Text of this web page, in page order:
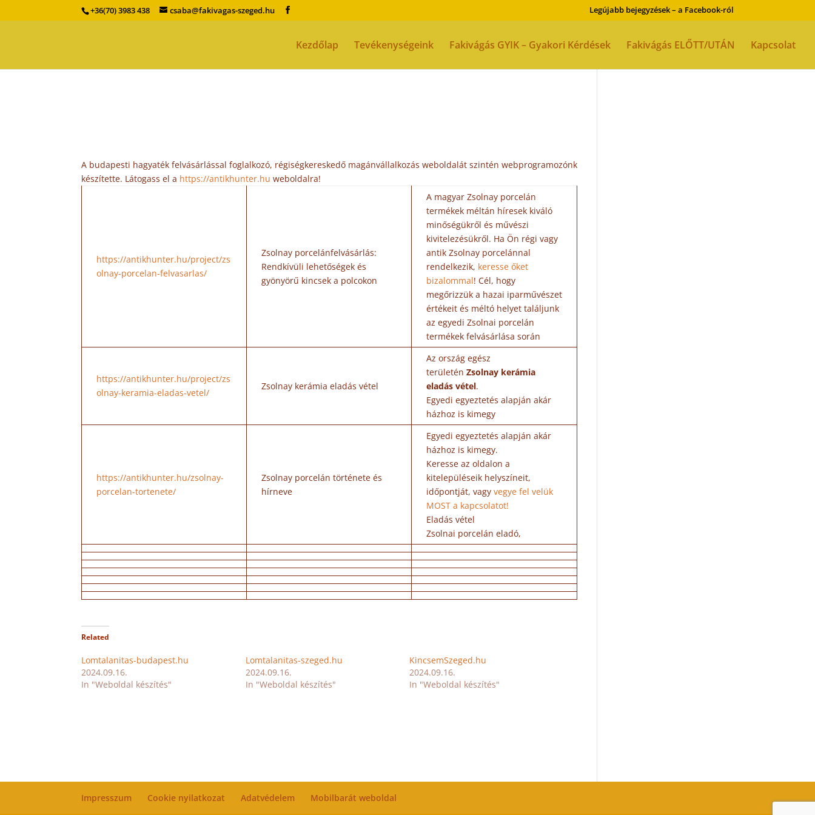
+36(70) 3983 438 csaba@fakivagas-szeged.hu Legújabb bejegyzések – a Facebook-ról
Kezdőlap Tevékenységeink Fakivágás GYIK – Gyakori Kérdések Fakivágás ELŐTT/UTÁN Kapcsolat
A budapesti hagyaték felvásárlással foglalkozó, régiségkereskedő magánvállalkozás weboldalát szintén webprogramozónk
készítette. Látogass el a https://antikhunter.hu weboldalra!
https://antikhunter.hu/project/zs
olnay-porcelan-felvasarlas/
Zsolnay porcelánfelvásárlás:
Rendkívüli lehetőségek és
gyönyörű kincsek a polcokon
A magyar Zsolnay porcelán
termékek méltán híresek kiváló
minőségükről és művészi
kivitelezésükről. Ha Ön régi vagy
antik Zsolnay porcelánnal
rendelkezik, keresse őket
bizalommal! Cél, hogy
megőrizzük a hazai iparművészet
értékeit és méltó helyet találjunk
az egyedi Zsolnai porcelán
termékek felvásárlása során
https://antikhunter.hu/project/zs
olnay-keramia-eladas-vetel/
Zsolnay kerámia eladás vétel
Az ország egész
területénZsolnay kerámia
eladás vétel.
Egyedi egyeztetés alapján akár
házhoz is kimegy
https://antikhunter.hu/zsolnay-
porcelan-tortenete/
Zsolnay porcelán története és
hírneve
Egyedi egyeztetés alapján akár
házhoz is kimegy.
Keresse az oldalon a
kitelepüléseik helyszíneit,
időpontját, vagyvegye fel velük
MOST a kapcsolatot!
Eladás vétel
Zsolnai porcelán eladó,
Related
Lomtalanitas-budapest.hu
2024.09.16.
In "Weboldal készítés"
Lomtalanitas-szeged.hu
2024.09.16.
In "Weboldal készítés"
KincsemSzeged.hu
2024.09.16.
In "Weboldal készítés"
Impresszum Cookie nyilatkozat Adatvédelem Mobilbarát weboldal